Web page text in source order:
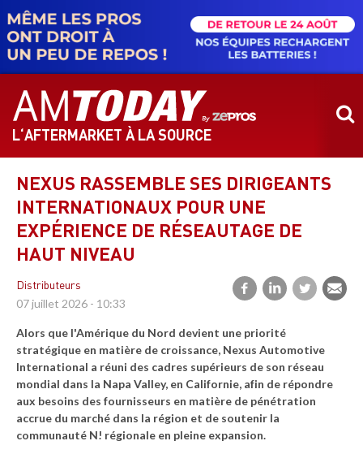
contenu
principal
L‘AFTERMARKET À LA SOURCE
NEXUS RASSEMBLE SES DIRIGEANTS
INTERNATIONAUX POUR UNE
EXPÉRIENCE DE RÉSEAUTAGE DE
HAUT NIVEAU
Distributeurs
07 juillet 2026 - 10:33
Alors que l'Amérique du Nord devient une priorité
stratégique en matière de croissance, Nexus Automotive
International a réuni des cadres supérieurs de son réseau
mondial dans la Napa Valley, en Californie, afin de répondre
aux besoins des fournisseurs en matière de pénétration
accrue du marché dans la région et de soutenir la
communauté N! régionale en pleine expansion.